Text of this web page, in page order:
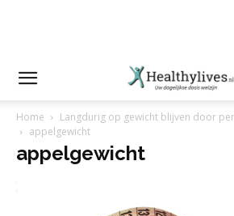
Home
Langdurig op gewicht blijven door
appelgewicht
appelgewicht